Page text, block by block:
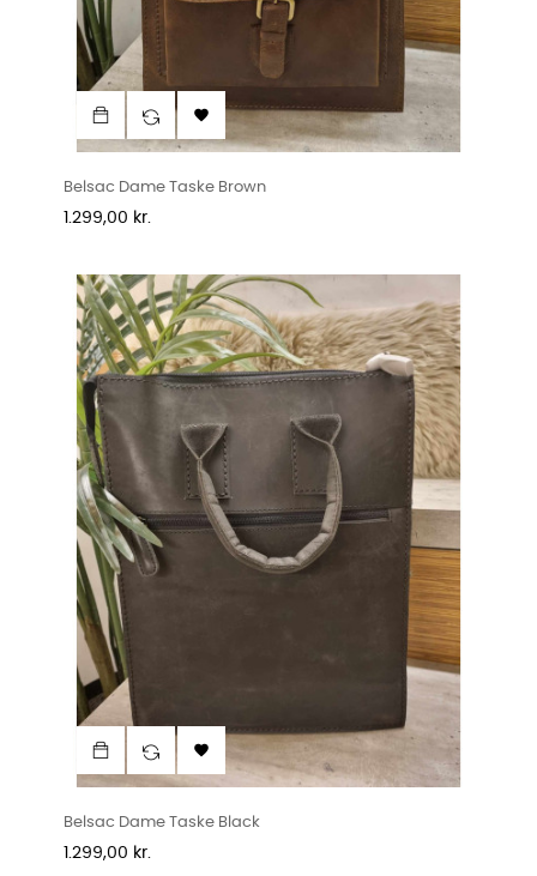

Belsac Dame Taske Brown
Pris
1.299,00 kr.

Belsac Dame Taske Black
Pris
1.299,00 kr.